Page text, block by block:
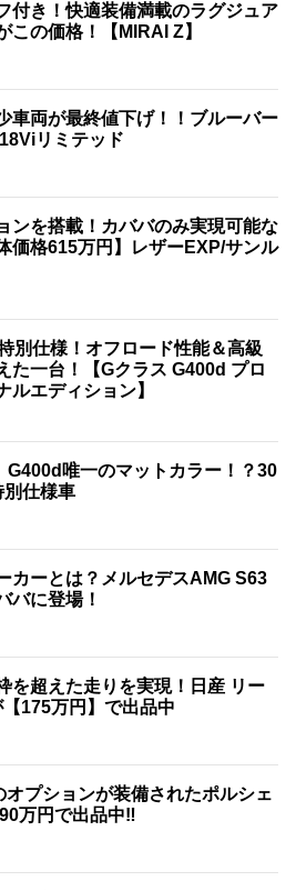
付き！快適装備満載のラグジュア
この価格！【MIRAI Z】
車両が最終値下げ！！ブルーバー
リミテッド
ンを搭載！カババのみ実現可能な
価格615万円】レザーEXP/サンル
別仕様！オフロード性能＆高級
た一台！【Gクラス G400d プロ
ルエディション】
G400d唯一のマットカラー！？30
仕様車
カーとは？メルセデスAMG S63
バに登場！
を超えた走りを実現！日産 リー
175万円】で出品中
オプションが装備されたポルシェ
万円で出品中‼